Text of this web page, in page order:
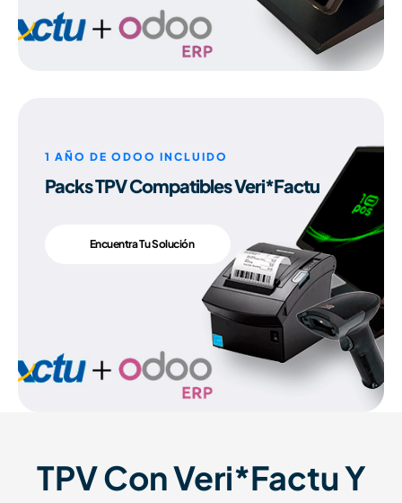
1 AÑO DE ODOO INCLUIDO
Packs TPV Compatibles Veri*Factu
Encuentra Tu Solución
TPV Con Veri*Factu Y